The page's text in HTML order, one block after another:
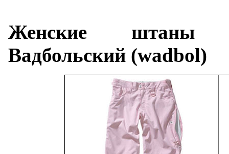
Женские штаны
Вадбольский (wadbol)